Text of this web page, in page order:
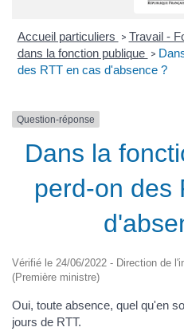
Accueil particuliers > Travail -
dans la fonction publique >
des RTT en cas d'absence ?
Question-réponse
Dans la
perd-on des
Vérifié le 24/06/2022 - Direction de
(Première ministre)
Oui, toute absence, quel qu'en
jours de RTT.